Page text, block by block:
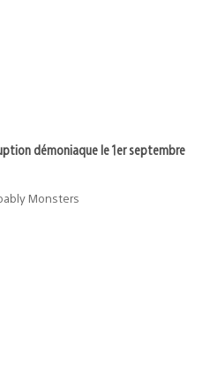
démoniaque le 1er septembre
Monsters